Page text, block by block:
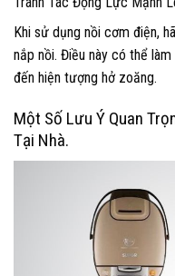
Khi sử dụng nồi cơm điện,
nắp nồi. Điều này có thể
đến hiện tượng hở zoăng.
Một Số Lưu Ý Quan
Tại Nhà.